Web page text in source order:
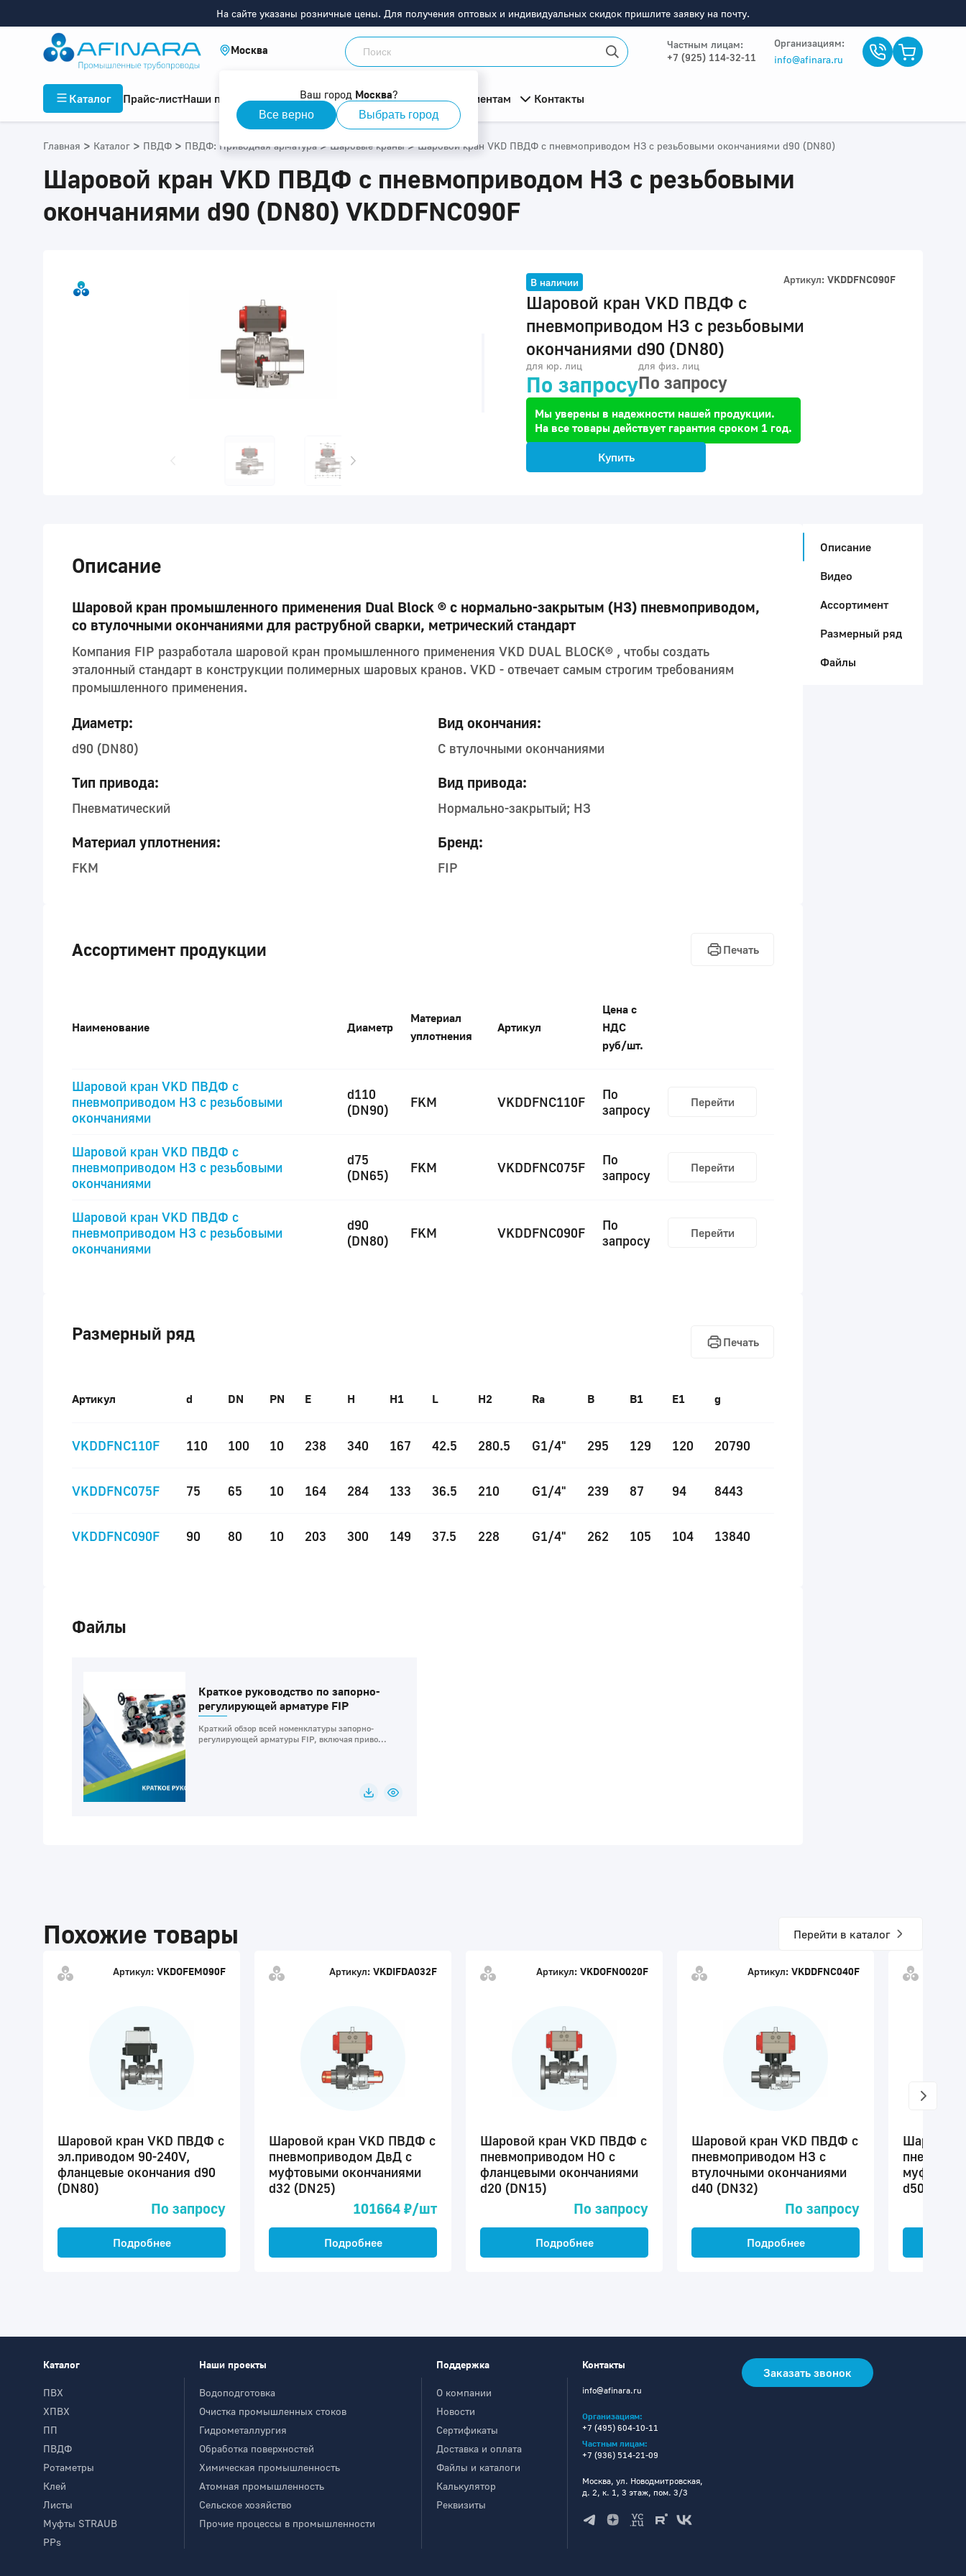
На сайте указаны розничные цены. Для получения оптовых и индивидуальных скидок пришлите заявку на почту.
Москва
Ваш город Москва?
Все верно Выбрать город
Частным лицам:
+7 (925) 114-32-11
Организациям:
info@afinara.ru
Каталог Прайс-листНаши проекты Информация О компании Клиентам Контакты
Главная > Каталог > ПВДФ > ПВДФ: Приводная арматура > Шаровые краны > Шаровой кран VKD ПВДФ c пневмоприводом НЗ с резьбовыми окончаниями d90 (DN80)
Шаровой кран VKD ПВДФ c пневмоприводом НЗ с резьбовыми
окончаниями d90 (DN80) VKDDFNC090F
В наличии Артикул: VKDDFNC090F
Шаровой кран VKD ПВДФ c
пневмоприводом НЗ с резьбовыми
окончаниями d90 (DN80)
для юр. лиц
По запросу
для физ. лиц
По запросу
Мы уверены в надежности нашей продукции.
На все товары действует гарантия сроком 1 год.
Купить
Описание
Шаровой кран промышленного применения Dual Block ® с нормально-закрытым (НЗ) пневмоприводом,
cо втулочными окончаниями для раструбной сварки, метрический стандарт
Компания FIP разработала шаровой кран промышленного применения VKD DUAL BLOCK® , чтобы создать
эталонный стандарт в конструкции полимерных шаровых кранов. VKD - отвечает самым строгим требованиям
промышленного применения.
Диаметр:
d90 (DN80)
Вид окончания:
С втулочными окончаниями
Тип привода:
Пневматический
Вид привода:
Нормально-закрытый; НЗ
Материал уплотнения:
FKM
Бренд:
FIP
Ассортимент продукции Печать
Наименование Диаметр
Материал
уплотнения
Артикул
Цена с
НДС
руб/шт.
Шаровой кран VKD ПВДФ c
пневмоприводом НЗ с резьбовыми
окончаниями
d110
(DN90)
FKM VKDDFNC110F
По
запросу
Перейти
Шаровой кран VKD ПВДФ c
пневмоприводом НЗ с резьбовыми
окончаниями
d75
(DN65)
FKM VKDDFNC075F
По
запросу
Перейти
Шаровой кран VKD ПВДФ c
пневмоприводом НЗ с резьбовыми
окончаниями
d90
(DN80)
FKM VKDDFNC090F
По
запросу
Перейти
Размерный ряд Печать
Артикул d DN PN E H H1 L H2 Ra B B1 E1 g
VKDDFNC110F 110 100 10 238 340 167 42.5 280.5 G1/4" 295 129 120 20790
VKDDFNC075F 75 65 10 164 284 133 36.5 210 G1/4" 239 87 94 8443
VKDDFNC090F 90 80 10 203 300 149 37.5 228 G1/4" 262 105 104 13840
Файлы
Краткое руководство по запорно-
регулирующей арматуре FIP
Краткий обзор всей номенклатуры запорно-
регулирующей арматуры FIP, включая приво...
Описание
Видео
Ассортимент
Размерный ряд
Файлы
Похожие товары Перейти в каталог
Артикул: VKDOFEM090F
Шаровой кран VKD ПВДФ с
эл.приводом 90-240V,
фланцевые окончания d90
(DN80)
По запросу
Подробнее
Артикул: VKDIFDA032F
Шаровой кран VKD ПВДФ c
пневмоприводом ДвД с
муфтовыми окончаниями
d32 (DN25)
101664 ₽/шт
Подробнее
Артикул: VKDOFNO020F
Шаровой кран VKD ПВДФ c
пневмоприводом НО с
фланцевыми окончаниями
d20 (DN15)
По запросу
Подробнее
Артикул: VKDDFNC040F
Шаровой кран VKD ПВДФ c
пневмоприводом НЗ с
втулочными окончаниями
d40 (DN32)
По запросу
Подробнее
Шаровой
d50
Каталог
ПВХ
ХПВХ
ПП
ПВДФ
Ротаметры
Клей
Листы
Муфты STRAUB
PPs
Наши проекты
Водоподготовка
Очистка промышленных стоков
Гидрометаллургия
Обработка поверхностей
Химическая промышленность
Атомная промышленность
Сельское хозяйство
Прочие процессы в промышленности
Поддержка
О компании
Новости
Сертификаты
Доставка и оплата
Файлы и каталоги
Калькулятор
Реквизиты
Контакты
info@afinara.ru
Организациям:
+7 (495) 604-10-11
Частным лицам:
+7 (936) 514-21-09
Москва, ул. Новодмитровская,
д. 2, к. 1, 3 этаж, пом. 3/3
Заказать звонок